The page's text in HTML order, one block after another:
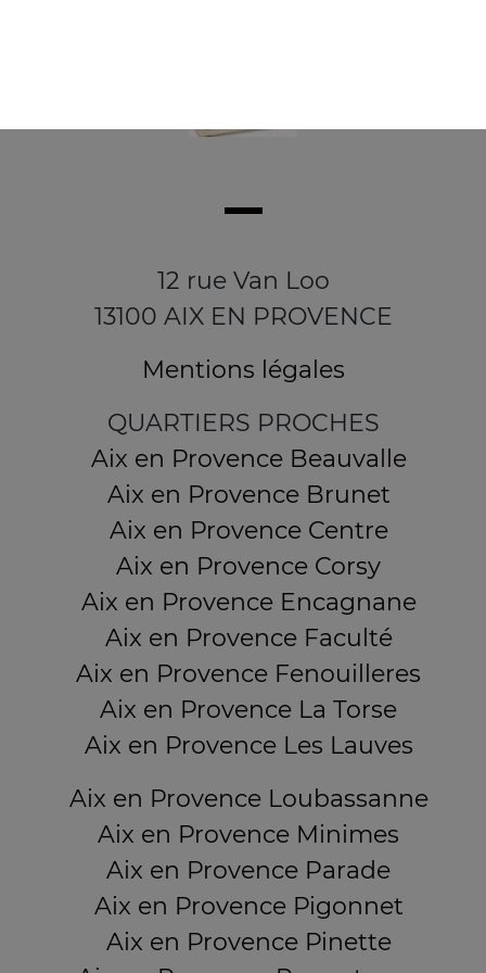
12 rue Van Loo
13100 AIX EN PROVENCE
Mentions légales
QUARTIERS PROCHES
Aix en Provence Beauvalle
Aix en Provence Brunet
Aix en Provence Centre
Aix en Provence Corsy
Aix en Provence Encagnane
Aix en Provence Faculté
Aix en Provence Fenouilleres
Aix en Provence La Torse
Aix en Provence Les Lauves
Aix en Provence Loubassanne
Aix en Provence Minimes
Aix en Provence Parade
Aix en Provence Pigonnet
Aix en Provence Pinette